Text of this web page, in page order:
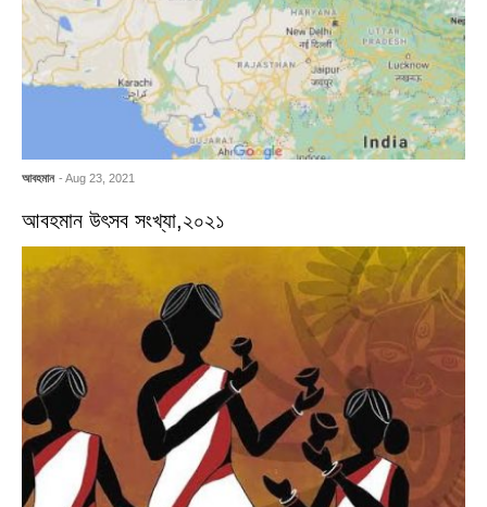
আবহমান - Aug 23, 2021
আবহমান উৎসব সংখ্যা,২০২১